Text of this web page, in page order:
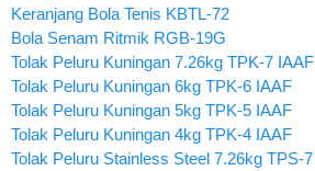
Keranjang Bola Tenis KBTL-72
Bola Senam Ritmik RGB-19G
Tolak Peluru Kuningan 7.26kg TPK-7 IAAF
Tolak Peluru Kuningan 6kg TPK-6 IAAF
Tolak Peluru Kuningan 5kg TPK-5 IAAF
Tolak Peluru Kuningan 4kg TPK-4 IAAF
Tolak Peluru Stainless Steel 7.26kg TPS-7